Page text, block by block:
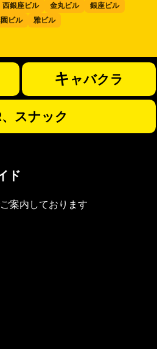
西銀座ビル 金丸ビル
銀座ビル
ビル
雅ビル
キ ャバクラ
スナック
ド
案内しております